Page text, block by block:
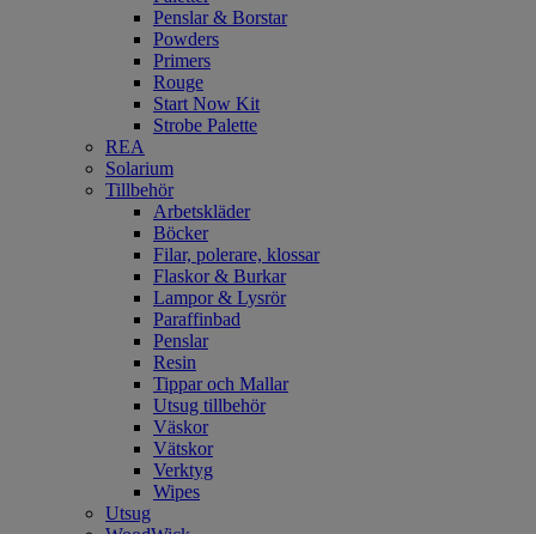
Penslar & Borstar
Powders
Primers
Rouge
Start Now Kit
Strobe Palette
REA
Solarium
Tillbehör
Arbetskläder
Böcker
Filar, polerare, klossar
Flaskor & Burkar
Lampor & Lysrör
Paraffinbad
Penslar
Resin
Tippar och Mallar
Utsug tillbehör
Väskor
Vätskor
Verktyg
Wipes
Utsug